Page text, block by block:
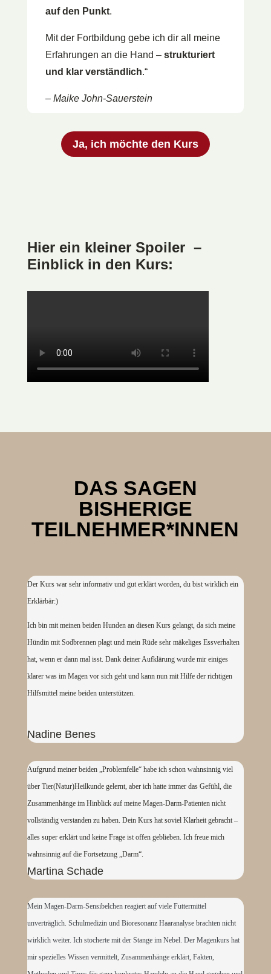
auf den Punkt.
Mit der Fortbildung gebe ich dir all meine
Erfahrungen an die Hand – strukturiert
und klar verständlich.“
– Maike John-Sauerstein
Ja, ich möchte den Kurs
Hier ein kleiner Spoiler –
Einblick in den Kurs:
DAS SAGEN
BISHERIGE
TEILNEHMER*INNEN
Der Kurs war sehr informativ und gut erklärt worden, du bist wirklich ein
Erklärbär:)
Ich bin mit meinen beiden Hunden an diesen Kurs gelangt, da sich meine
Hündin mit Sodbrennen plagt und mein Rüde sehr mäkeliges Essverhalten
hat, wenn er dann mal isst. Dank deiner Aufklärung wurde mir einiges
klarer was im Magen vor sich geht und kann nun mit Hilfe der richtigen
Hilfsmittel meine beiden unterstützen.
Nadine Benes
Aufgrund meiner beiden „Problemfelle“ habe ich schon wahnsinnig viel
über Tier(Natur)Heilkunde gelernt, aber ich hatte immer das Gefühl, die
Zusammenhänge im Hinblick auf meine Magen-Darm-Patienten nicht
vollständig verstanden zu haben. Dein Kurs hat soviel Klarheit gebracht –
alles super erklärt und keine Frage ist offen geblieben. Ich freue mich
wahnsinnig auf die Fortsetzung „Darm“.
Martina Schade
Mein Magen-Darm-Sensibelchen reagiert auf viele Futtermittel
unverträglich. Schulmedizin und Bioresonanz Haaranalyse brachten nicht
wirklich weiter. Ich stocherte mit der Stange im Nebel. Der Magenkurs hat
mir spezielles Wissen vermittelt, Zusammenhänge erklärt, Fakten,